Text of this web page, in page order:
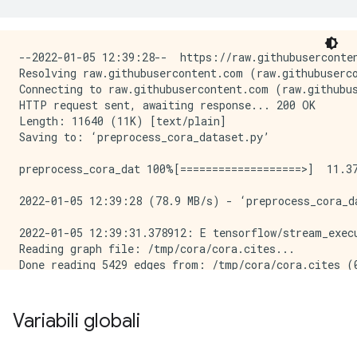
--2022-01-05 12:39:28--  https://
Resolving raw.githubusercontent.com
Connecting to raw.githubusercontent.com
HTTP request sent, awaiting response... 200 OK
Length: 11640 (11K) [text/plain]
Saving to: ‘preprocess_cora_dataset.py’
preprocess_cora_dat
2022-01-05 12:39:28 (78.9 MB/s) -
2022-01-05 12:39:31.378912: E tensorflow/
Reading graph file: /tmp/cora/cora.cites...
Done reading 5429 edges from: /tmp/cora/cora.cites
Joining seed and neighbor tf.train.Examples with
Done creating and writing 2155 merged
Variabili globali